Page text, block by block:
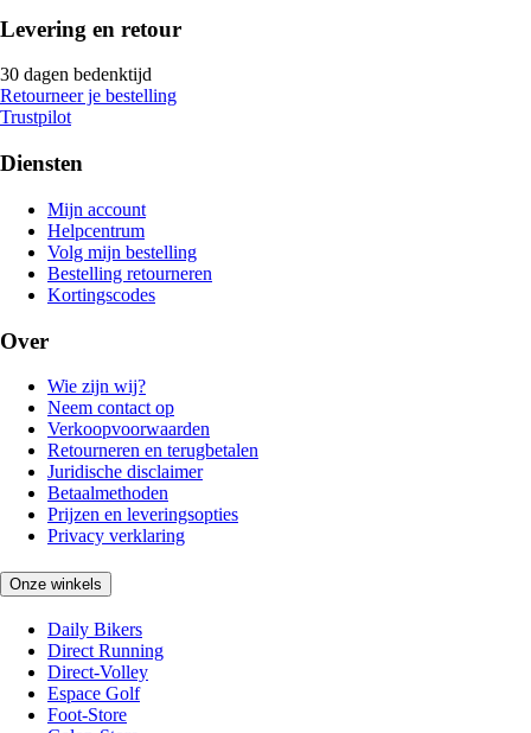
Levering en retour
30 dagen bedenktijd
Retourneer je bestelling
Trustpilot
Diensten
Mijn account
Helpcentrum
Volg mijn bestelling
Bestelling retourneren
Kortingscodes
Over
Wie zijn wij?
Neem contact op
Verkoopvoorwaarden
Retourneren en terugbetalen
Juridische disclaimer
Betaalmethoden
Prijzen en leveringsopties
Privacy verklaring
Onze winkels
Daily Bikers
Direct Running
Direct-Volley
Espace Golf
Foot-Store